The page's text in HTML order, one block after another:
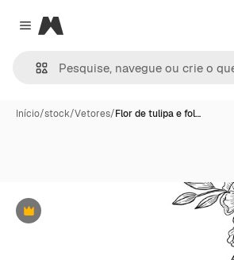
Close menu
Magnific
Início/stock/Vetores/Flor de tulipa e fol…
Premium